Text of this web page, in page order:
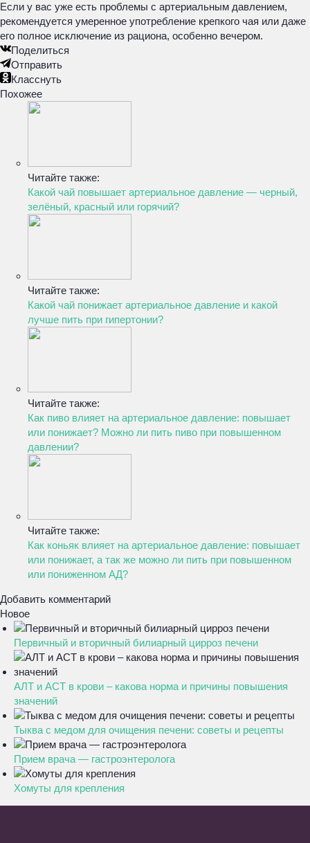
Если у вас уже есть проблемы с артериальным давлением,
рекомендуется умеренное употребление крепкого чая или даже
его полное исключение из рациона, особенно вечером.
Поделиться
Отправить
Класснуть
Похожее
Читайте также:
Какой чай повышает артериальное давление — черный,
зелёный, красный или горячий?
Читайте также:
Какой чай понижает артериальное давление и какой
лучше пить при гипертонии?
Читайте также:
Как пиво влияет на артериальное давление: повышает
или понижает? Можно ли пить пиво при повышенном
давлении?
Читайте также:
Как коньяк влияет на артериальное давление: повышает
или понижает, а так же можно ли пить при повышенном
или пониженном АД?
Добавить комментарий
Новое
Первичный и вторичный билиарный цирроз печени
АЛТ и АСТ в крови – какова норма и причины повышения
значений
Тыква с медом для очищения печени: советы и рецепты
Прием врача — гастроэнтеролога
Хомуты для крепления